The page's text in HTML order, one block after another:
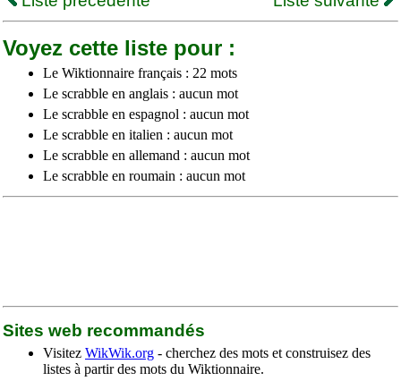
Voyez cette liste pour :
Le Wiktionnaire français : 22 mots
Le scrabble en anglais : aucun mot
Le scrabble en espagnol : aucun mot
Le scrabble en italien : aucun mot
Le scrabble en allemand : aucun mot
Le scrabble en roumain : aucun mot
Sites web recommandés
Visitez WikWik.org - cherchez des mots et construisez des
listes à partir des mots du Wiktionnaire.